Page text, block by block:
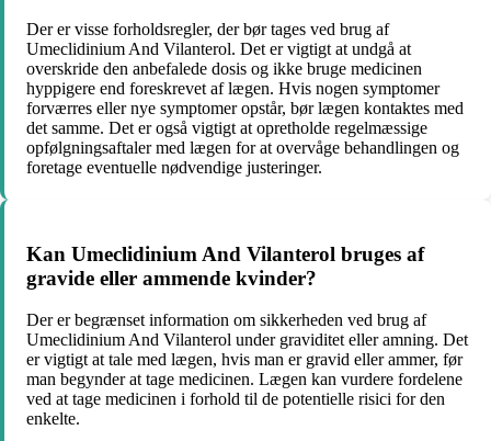
Der er visse forholdsregler, der bør tages ved brug af
Umeclidinium And Vilanterol. Det er vigtigt at undgå at
overskride den anbefalede dosis og ikke bruge medicinen
hyppigere end foreskrevet af lægen. Hvis nogen symptomer
forværres eller nye symptomer opstår, bør lægen kontaktes med
det samme. Det er også vigtigt at opretholde regelmæssige
opfølgningsaftaler med lægen for at overvåge behandlingen og
foretage eventuelle nødvendige justeringer.
Kan Umeclidinium And Vilanterol bruges af
gravide eller ammende kvinder?
Der er begrænset information om sikkerheden ved brug af
Umeclidinium And Vilanterol under graviditet eller amning. Det
er vigtigt at tale med lægen, hvis man er gravid eller ammer, før
man begynder at tage medicinen. Lægen kan vurdere fordelene
ved at tage medicinen i forhold til de potentielle risici for den
enkelte.